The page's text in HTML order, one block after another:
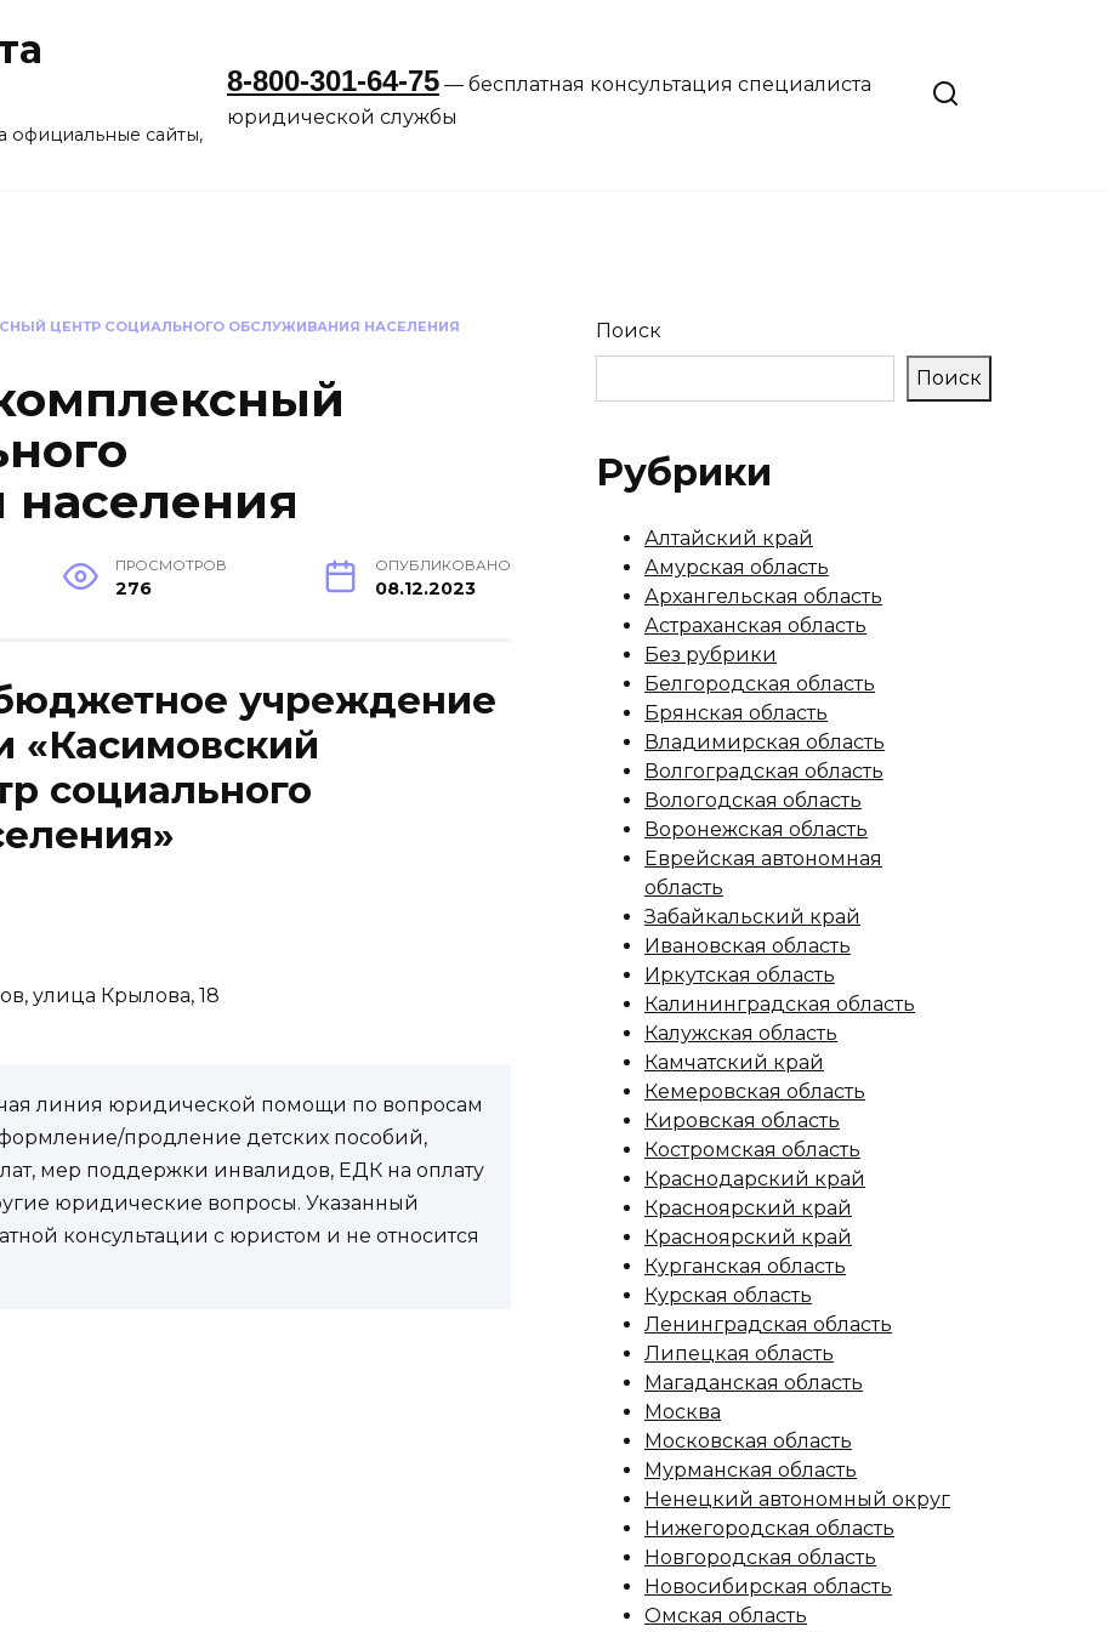
официальные сайты,
8-800-301-64-75— бесплатная консультация специалиста
юридической службы
ЦЕНТР СОЦИАЛЬНОГО ОБСЛУЖИВАНИЯ НАСЕЛЕНИЯ
ПРОСМОТРОВ
276
ОПУБЛИКОВАНО
08.12.2023
учреждение
«Касимовский
социального
улица Крылова, 18
линия юридической помощи по вопросам
продление детских пособий,
мер поддержки инвалидов, ЕДК на оплату
юридические вопросы. Указанный
консультации с юристом и не относится
Поиск
Поиск
Рубрики
Алтайский край
Амурская область
Архангельская область
Астраханская область
Без рубрики
Белгородская область
Брянская область
Владимирская область
Волгоградская область
Вологодская область
Воронежская область
Еврейская автономная
область
Забайкальский край
Ивановская область
Иркутская область
Калининградская область
Калужская область
Камчатский край
Кемеровская область
Кировская область
Костромская область
Краснодарский край
Красноярский край
Красноярский край
Курганская область
Курская область
Ленинградская область
Липецкая область
Магаданская область
Москва
Московская область
Мурманская область
Ненецкий автономный округ
Нижегородская область
Новгородская область
Новосибирская область
Омская область